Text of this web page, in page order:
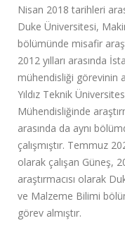
Nisan 2018 tarihleri
Duke Üniversitesi,
bölümünde misafir
2012 yılları arasında
mühendisliği görevinin
Yıldız Teknik
Mühendisliğinde
arasında da aynı
çalışmıştır. Temmuz
olarak çalışan Güneş,
araştırmacısı olarak
ve Malzeme Bilimi
görev almıştır.